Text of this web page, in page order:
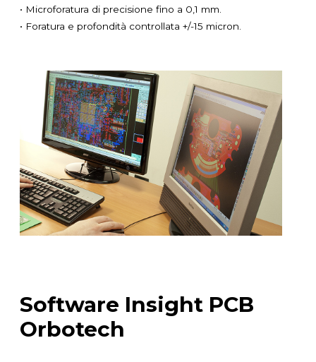
• Microforatura di precisione fino a 0,1 mm.
• Foratura e profondità controllata +/-15 micron.
Software Insight PCB
Orbotech